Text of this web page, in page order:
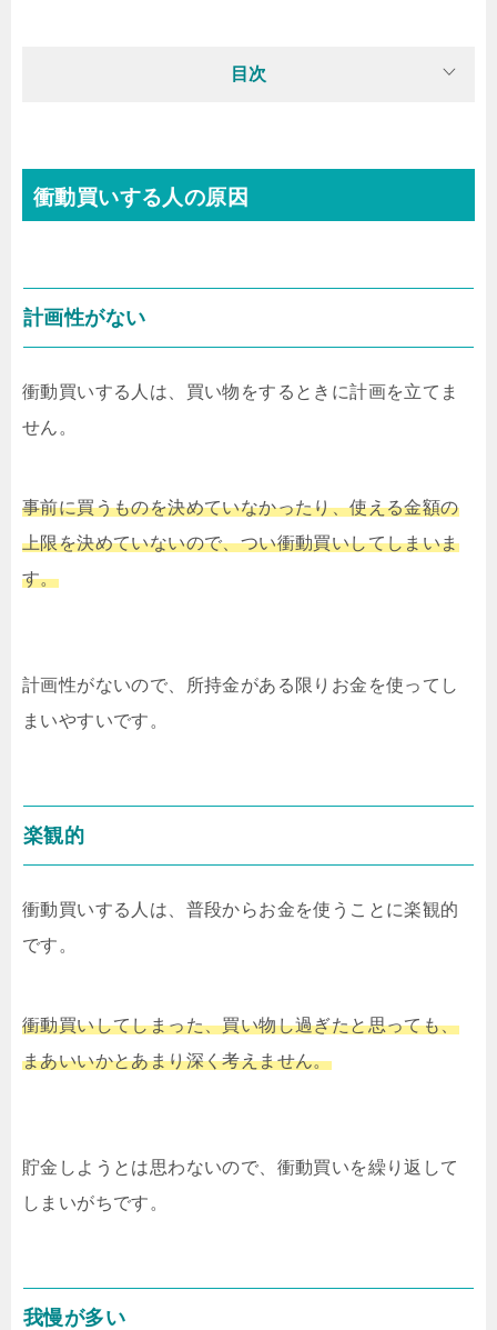
目次
衝動買いする人の原因
計画性がない
衝動買いする人は、買い物をするときに計画を立てま
せん。
事前に買うものを決めていなかったり、使える金額の
上限を決めていないので、つい衝動買いしてしまいま
す。
計画性がないので、所持金がある限りお金を使ってし
まいやすいです。
楽観的
衝動買いする人は、普段からお金を使うことに楽観的
です。
衝動買いしてしまった、買い物し過ぎたと思っても、
まあいいかとあまり深く考えません。
貯金しようとは思わないので、衝動買いを繰り返して
しまいがちです。
我慢が多い